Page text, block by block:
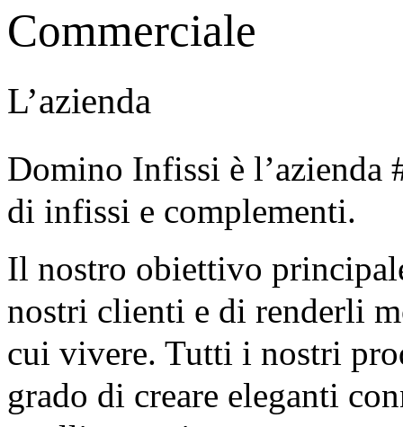
Commerciale
L’azienda
Domino Infissi è l’azienda
di infissi e complementi.
Il nostro obiettivo
nostri clienti e di renderli
cui vivere. Tutti i nostri
grado di creare eleganti